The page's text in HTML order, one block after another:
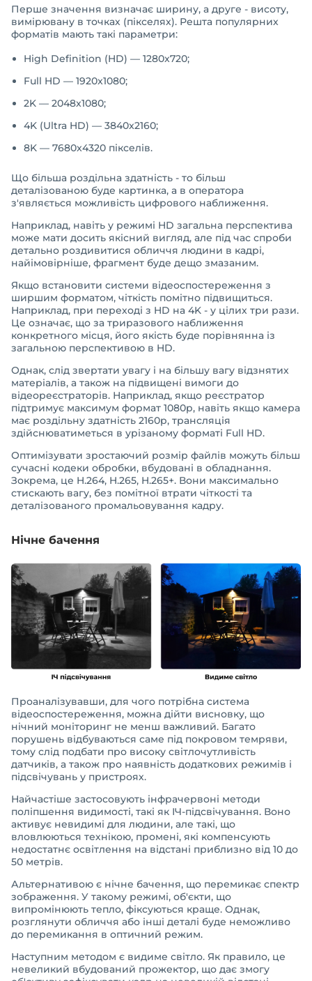
Перше значення визначає ширину, а друге - висоту,
вимірювану в точках (пікселях). Решта популярних
форматів мають такі параметри:
High Definition (HD) — 1280x720;
Full HD — 1920x1080;
2K — 2048x1080;
4K (Ultra HD) — 3840x2160;
8K — 7680x4320 пікселів.
Що більша роздільна здатність - то більш
деталізованою буде картинка, а в оператора
з'являється можливість цифрового наближення.
Наприклад, навіть у режимі HD загальна перспектива
може мати досить якісний вигляд, але під час спроби
детально роздивитися обличчя людини в кадрі,
найімовірніше, фрагмент буде дещо змазаним.
Якщо встановити системи відеоспостереження з
ширшим форматом, чіткість помітно підвищиться.
Наприклад, при переході з HD на 4K - у цілих три рази.
Це означає, що за триразового наближення
конкретного місця, його якість буде порівнянна із
загальною перспективою в HD.
Однак, слід звертати увагу і на більшу вагу відзнятих
матеріалів, а також на підвищені вимоги до
відеореєстраторів. Наприклад, якщо реєстратор
підтримує максимум формат 1080p, навіть якщо камера
має роздільну здатність 2160p, трансляція
здійснюватиметься в урізаному форматі Full HD.
Оптимізувати зростаючий розмір файлів можуть більш
сучасні кодеки обробки, вбудовані в обладнання.
Зокрема, це H.264, H.265, H.265+. Вони максимально
стискають вагу, без помітної втрати чіткості та
деталізованого промальовування кадру.
Нічне бачення
Проаналізувавши, для чого потрібна система
відеоспостереження, можна дійти висновку, що
нічний моніторинг не менш важливий. Багато
порушень відбуваються саме під покровом темряви,
тому слід подбати про високу світлочутливість
датчиків, а також про наявність додаткових режимів і
підсвічувань у пристроях.
Найчастіше застосовують інфрачервоні методи
поліпшення видимості, такі як ІЧ-підсвічування. Воно
активує невидимі для людини, але такі, що
вловлюються технікою, промені, які компенсують
недостатнє освітлення на відстані приблизно від 10 до
50 метрів.
Альтернативою є нічне бачення, що перемикає спектр
зображення. У такому режимі, об'єкти, що
випромінюють тепло, фіксуються краще. Однак,
розглянути обличчя або інші деталі буде неможливо
до перемикання в оптичний режим.
Наступним методом є видиме світло. Як правило, це
невеликий вбудований прожектор, що дає змогу